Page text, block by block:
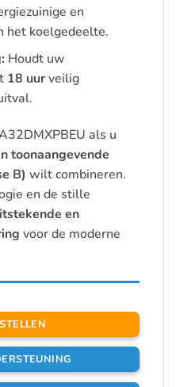
en
het koelgedeelte.
Houdt uw
18 uurveilig
als u
toonaangevende
B) wilt combineren.
en de stille
en
voor de moderne